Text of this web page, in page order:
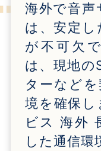
海外で音声
は、安定
が不可欠
は、現地の
ターなど
境を確保し
ビス 海外
した通信環